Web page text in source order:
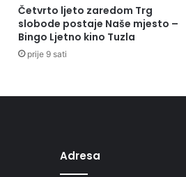
Četvrto ljeto zaredom Trg
slobode postaje Naše mjesto –
Bingo Ljetno kino Tuzla
prije 9 sati
Adresa